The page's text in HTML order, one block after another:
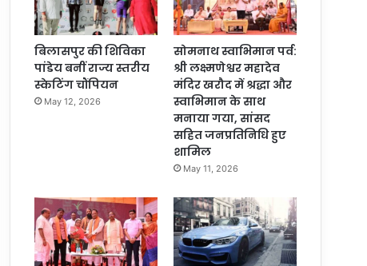
बिलासपुर की शिविका
पांडेय बनीं राज्य स्तरीय
स्केटिंग चौंपियन
May 12, 2026
सोमनाथ स्वाभिमान पर्व:
श्री लक्ष्मणेश्वर महादेव
मंदिर खरौद में श्रद्धा और
स्वाभिमान के साथ
मनाया गया, सांसद
सहित जनप्रतिनिधि हुए
शामिल
May 11, 2026